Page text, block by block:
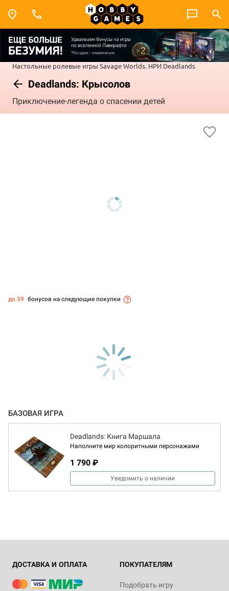
Настольные ролевые игры Savage Worlds. НРИ Deadlands
Deadlands: Крысолов
Приключение-легенда о спасении детей
до 39 бонусов на следующие покупки
БАЗОВАЯ ИГРА
Deadlands: Книга Маршала
Наполните мир колоритными персонажами
1 790 ₽
Уведомить о наличии
ДОСТАВКА И ОПЛАТА ПОКУПАТЕЛЯМ
Подобрать игру